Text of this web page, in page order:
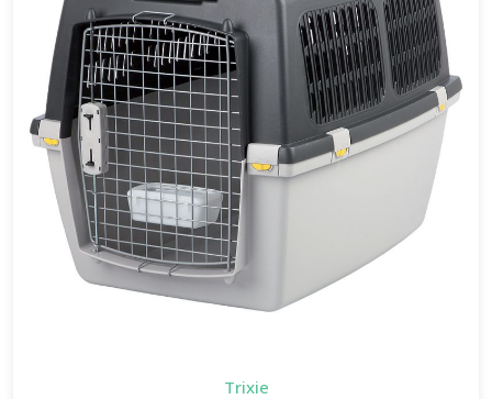
Trixie